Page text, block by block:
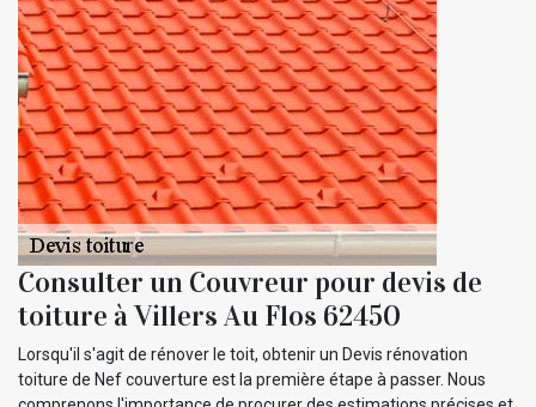
Consulter un Couvreur pour devis de
toiture à Villers Au Flos 62450
Lorsqu'il s'agit de rénover le toit, obtenir un Devis rénovation
toiture de Nef couverture est la première étape à passer. Nous